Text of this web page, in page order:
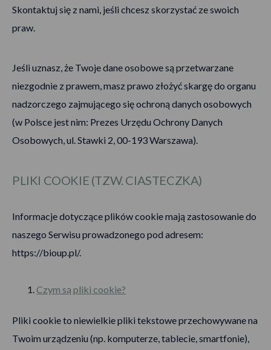
Skontaktuj się z nami, jeśli chcesz skorzystać ze swoich
praw.
Jeśli uznasz, że Twoje dane osobowe są przetwarzane
niezgodnie z prawem, masz prawo złożyć skargę do organu
nadzorczego zajmującego się ochroną danych osobowych
(w Polsce jest nim: Prezes Urzędu Ochrony Danych
Osobowych, ul. Stawki 2, 00-193 Warszawa).
PLIKI COOKIE (TZW. CIASTECZKA)
Informacje dotyczące plików cookie mają zastosowanie do
naszego Serwisu prowadzonego pod adresem:
https://bioup.pl/.
Czym są pliki cookie?
Pliki cookie to niewielkie pliki tekstowe przechowywane na
Twoim urządzeniu (np. komputerze, tablecie, smartfonie),